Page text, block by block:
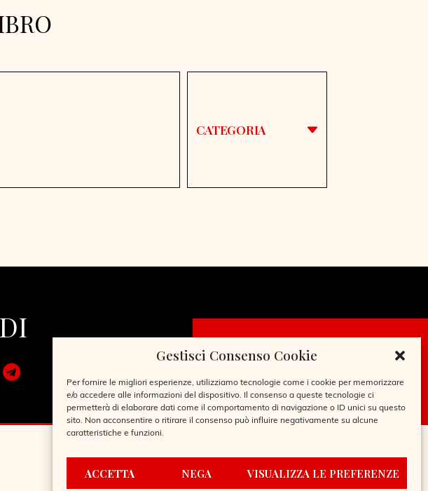
Gestisci Consenso Cookie
Per fornire le migliori esperienze, utilizziamo tecnologie come i cookie per memorizzare
e/o accedere alle informazioni del dispositivo. Il consenso a queste tecnologie ci
permetterà di elaborare dati come il comportamento di navigazione o ID unici su questo
sito. Non acconsentire o ritirare il consenso può influire negativamente su alcune
caratteristiche e funzioni.
ACCETTA NEGA VISUALIZZA LE PREFERENZE
CATEGORIA
CHIEDI LA
TESSERA